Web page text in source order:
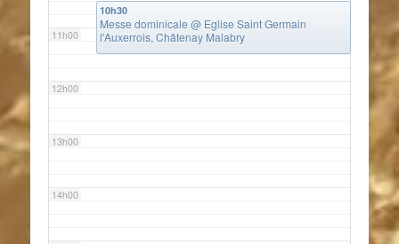
11h00
12h00
13h00
14h00
10h30
Messe dominicale @ Eglise Saint Germain
l'Auxerrois, Châtenay Malabry